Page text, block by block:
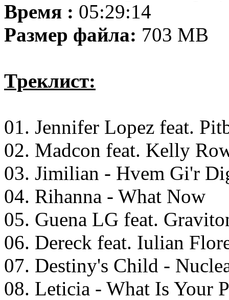
Время : 05:29:14
Размер файла: 703 MB
Треклист:
01. Jennifer Lopez feat.
02. Madcon feat. Kelly
03. Jimilian - Hvem Gi'r
04. Rihanna - What Now
05. Guena LG feat.
06. Dereck feat. Iulian
07. Destiny's Child -
08. Leticia - What Is Your